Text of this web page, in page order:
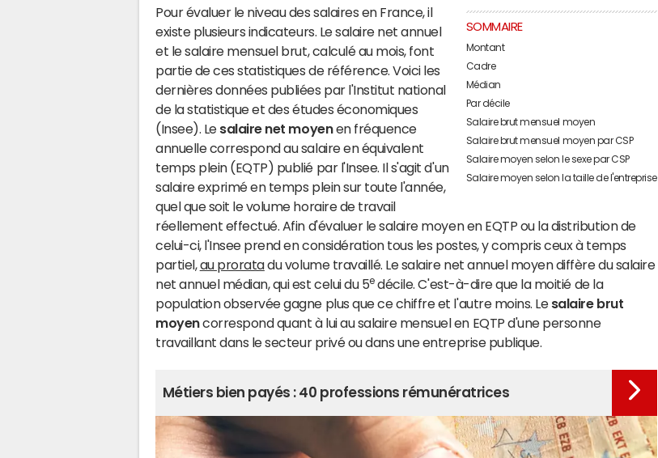
SOMMAIRE
Montant
Cadre
Médian
Par décile
Salaire brut mensuel moyen
Salaire brut mensuel moyen par CSP
Salaire moyen selon le sexe par CSP
Salaire moyen selon la taille de l'entreprise
Pour évaluer le niveau des salaires en France, il
existe plusieurs indicateurs. Le salaire net annuel
et le salaire mensuel brut, calculé au mois, font
partie de ces statistiques de référence. Voici les
dernières données publiées par l'Institut national
de la statistique et des études économiques
(Insee). Le salaire net moyenen fréquence
annuelle correspond au salaire en équivalent
temps plein (EQTP) publié par l'Insee. Il s'agit d'un
salaire exprimé en temps plein sur toute l'année,
quel que soit le volume horaire de travail
réellement effectué. Afin d'évaluer le salaire moyen en EQTP ou la distribution de
celui-ci, l'Insee prend en considération tous les postes, y compris ceux à temps
partiel,au proratadu volume travaillé. Le salaire net annuel moyen diffère du salaire
net annuel médian, qui est celui du 5edécile. C'est-à-dire que la moitié de la
population observée gagne plus que ce chiffre et l'autre moins. Le salaire brut
moyencorrespond quant à lui au salaire mensuel en EQTP d'une personne
travaillant dans le secteur privé ou dans une entreprise publique.
Métiers bien payés : 40 professions rémunératrices